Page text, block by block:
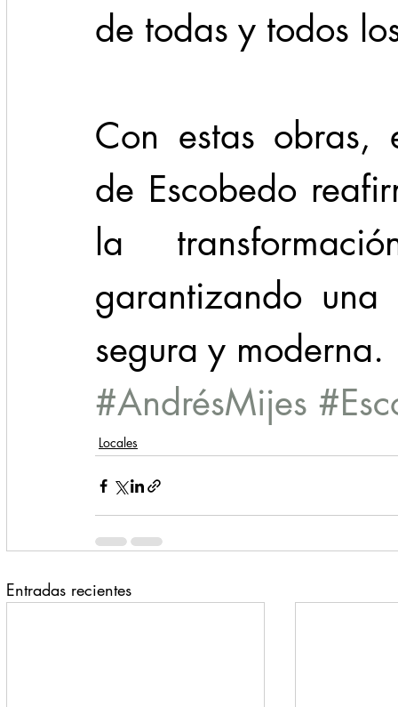
de todas y todos
Con estas obras,
de Escobedo
la
garantizando
segura y moderna.
#AndrésMijes
Locales
Entradas recientes